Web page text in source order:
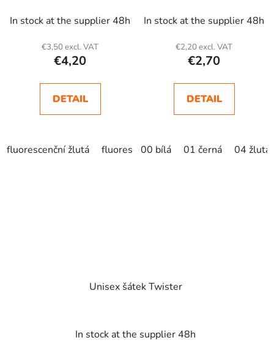
In stock at the supplier 48h
€3,50 excl. VAT
€4,20
DETAIL
fluorescenční žlutá fluorescenční oranžová
In stock at the supplier 48h
€2,20 excl. VAT
€2,70
DETAIL
00 bílá 01 černá 04 žlutá
Unisex šátek Twister
In stock at the supplier 48h